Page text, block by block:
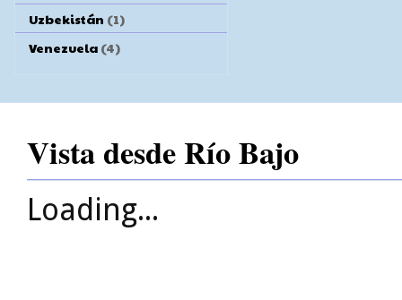
Uzbekistán (1)
Venezuela (4)
Vista desde Río Bajo
Loading...